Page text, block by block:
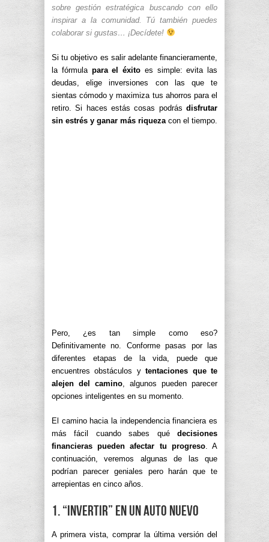
sobre gestión estratégica buscando con ello
inspirar a la comunidad. Tú también puedes
colaborar si gustas… ¡Decídete!
Si tu objetivo es salir adelante financieramente,
la fórmula para el éxito es simple: evita las
deudas, elige inversiones con las que te
sientas cómodo y maximiza tus ahorros para el
retiro. Si haces estás cosas podrás disfrutar
sin estrés y ganar más riquezacon el tiempo.
Pero, ¿es tan simple como eso?
Definitivamente no. Conforme pasas por las
diferentes etapas de la vida, puede que
encuentres obstáculos ytentaciones que te
alejen del camino, algunos pueden parecer
opciones inteligentes en su momento.
El camino hacia la independencia financiera es
más fácil cuando sabes qué decisiones
financieras pueden afectar tu progreso. A
continuación, veremos algunas de las que
podrían parecer geniales pero harán que te
arrepientas en cinco años.
1. “Invertir” en un auto nuevo
A primera vista, comprar la última versión del